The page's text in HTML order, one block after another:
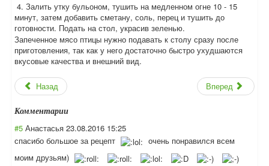
4. Залить утку бульоном, тушить на медленном огне 10 - 15
минут, затем добавить сметану, соль, перец и тушить до
готовности. Подать на стол, украсив зеленью.
Запеченное мясо птицы нужно подавать к столу сразу после
приготовления, так как у него достаточно быстро ухудшаются
вкусовые качества и внешний вид.
Назад Вперед
Комментарии
#5 Анастасья 23.08.2016 15:25
спасибо большое за рецепт
очень понравился всем
моим друзьям)